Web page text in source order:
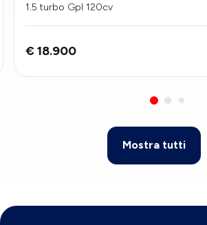
1.5 turbo Gpl 120cv
€ 18.900
Mostra tutti